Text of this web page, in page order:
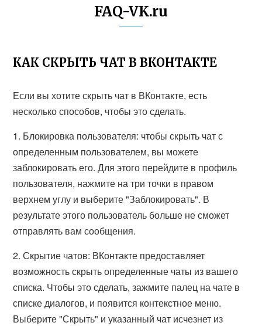
FAQ-VK.ru
КАК СКРЫТЬ ЧАТ В ВКОНТАКТЕ
Если вы хотите скрыть чат в ВКонтакте, есть
несколько способов, чтобы это сделать.
1. Блокировка пользователя: чтобы скрыть чат с
определенным пользователем, вы можете
заблокировать его. Для этого перейдите в профиль
пользователя, нажмите на три точки в правом
верхнем углу и выберите "Заблокировать". В
результате этого пользователь больше не сможет
отправлять вам сообщения.
2. Скрытие чатов: ВКонтакте предоставляет
возможность скрыть определенные чаты из вашего
списка. Чтобы это сделать, зажмите палец на чате в
списке диалогов, и появится контекстное меню.
Выберите "Скрыть" и указанный чат исчезнет из